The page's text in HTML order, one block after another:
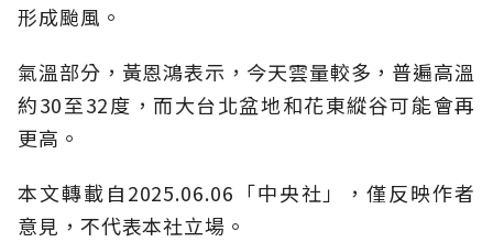
形成颱風。
氣溫部分，黃恩鴻表示，今天雲量較多，普遍高溫
約30至32度，而大台北盆地和花東縱谷可能會再
更高。
本文轉載自2025.06.06「中央社」，僅反映作者
意見，不代表本社立場。